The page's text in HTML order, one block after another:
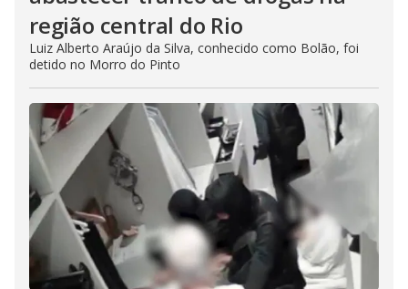
região central do Rio
Luiz Alberto Araújo da Silva, conhecido como Bolão, foi
detido no Morro do Pinto